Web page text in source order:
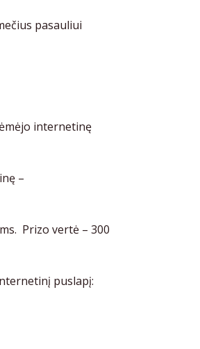
pasauliui
internetinę
–
Prizo vertė – 300
puslapį: